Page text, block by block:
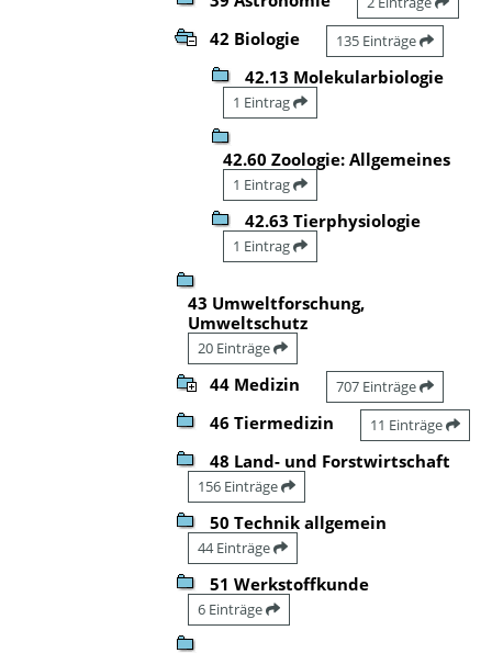
42 Biologie 135 Einträge
42.13 Molekularbiologie
1 Eintrag
42.60 Zoologie: Allgemeines
1 Eintrag
42.63 Tierphysiologie
1 Eintrag
43 Umweltforschung,
Umweltschutz
20 Einträge
44 Medizin 707 Einträge
46 Tiermedizin 11 Einträge
48 Land- und Forstwirtschaft
156 Einträge
50 Technik allgemein
44 Einträge
51 Werkstoffkunde
6 Einträge